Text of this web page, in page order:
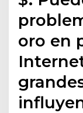
oro en